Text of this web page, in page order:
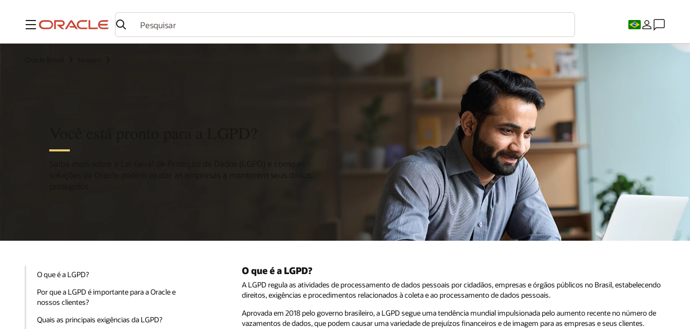
Menu
O que é a LGPD?
Por que a LGPD é importante para a Oracle e
nossos clientes?
Quais as principais exigências da LGPD?
O que é a LGPD?
A LGPD regula as atividades de processamento de dados pessoais por cidadãos, empresas e órgãos públicos no Brasil, estabelecendo
direitos, exigências e procedimentos relacionados à coleta e ao processamento de dados pessoais.
Aprovada em 2018 pelo governo brasileiro, a LGPD segue uma tendência mundial impulsionada pelo aumento recente no número de
vazamentos de dados, que podem causar uma variedade de prejuízos financeiros e de imagem para as empresas e seus clientes.